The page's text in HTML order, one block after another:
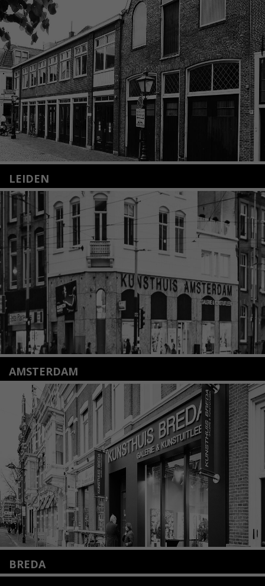
LEIDEN
Nieuwstraat 35
2312 KA Leiden
+31(0)71 – 52 84 480
info@kunsthuisleiden.nl
Lees meer
AMSTERDAM
Amstelveenseweg 135
1075 VX Amsterdam
+31 (0)20 2332546
info@kunsthuisamsterdam.nl
Lees meer
BREDA